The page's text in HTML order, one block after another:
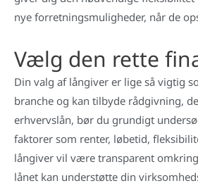
nye forretningsmuligheder, når de
Vælg den rette
Din valg af långiver er lige så vigtig
branche og kan tilbyde rådgivning,
erhvervslån, bør du grundigt
faktorer som renter, løbetid,
långiver vil være transparent
lånet kan understøtte din